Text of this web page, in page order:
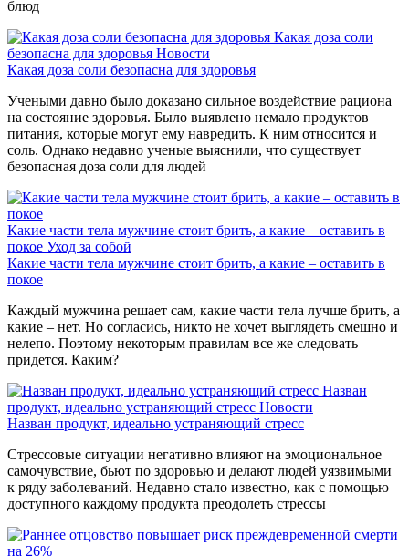
блюд
Какая доза соли
безопасна для здоровья Новости
Какая доза соли безопасна для здоровья
Учеными давно было доказано сильное воздействие рациона
на состояние здоровья. Было выявлено немало продуктов
питания, которые могут ему навредить. К ним относится и
соль. Однако недавно ученые выяснили, что существует
безопасная доза соли для людей
Какие части тела мужчине стоит брить, а какие – оставить в
покое Уход за собой
Какие части тела мужчине стоит брить, а какие – оставить в
покое
Каждый мужчина решает сам, какие части тела лучше брить, а
какие – нет. Но согласись, никто не хочет выглядеть смешно и
нелепо. Поэтому некоторым правилам все же следовать
придется. Каким?
Назван
продукт, идеально устраняющий стресс Новости
Назван продукт, идеально устраняющий стресс
Стрессовые ситуации негативно влияют на эмоциональное
самочувствие, бьют по здоровью и делают людей уязвимыми
к ряду заболеваний. Недавно стало известно, как с помощью
доступного каждому продукта преодолеть стрессы